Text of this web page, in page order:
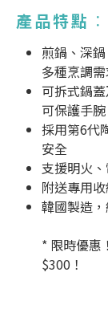
產品特點 ︰
煎鍋、深
多種烹調
可拆式鍋
可保護手腕
採用第6代
安全
支援明火
附送專用
韓國製造
* 限時優惠
$300！